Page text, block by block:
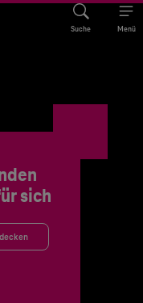
Suche Menü
sich